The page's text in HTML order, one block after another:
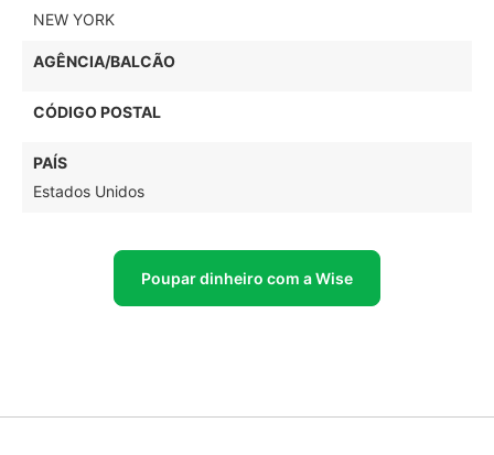
NEW YORK
AGÊNCIA/BALCÃO
CÓDIGO POSTAL
PAÍS
Estados Unidos
Poupar dinheiro com a Wise